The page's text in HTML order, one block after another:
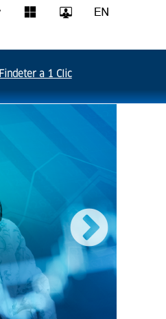
Findeter a 1 Clic